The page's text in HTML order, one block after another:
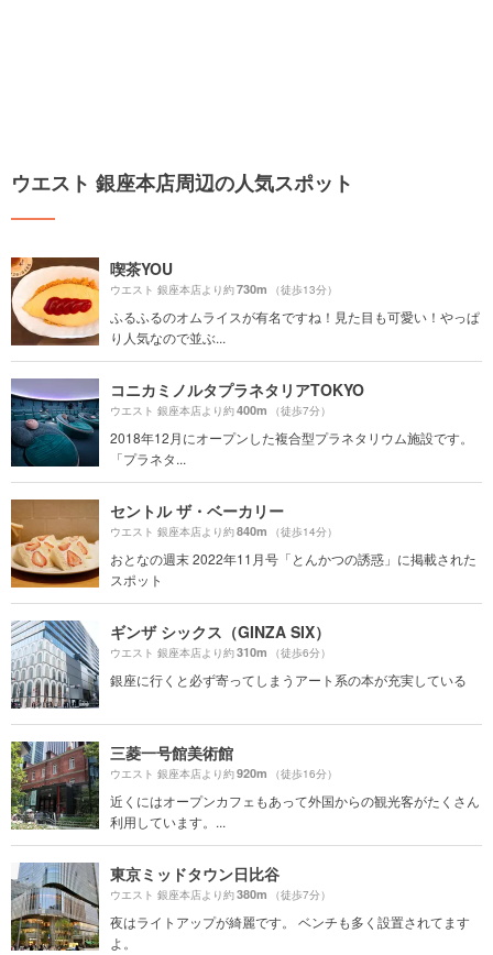
ウエスト 銀座本店周辺の人気スポット
喫茶YOU
ウエスト 銀座本店より約730m （徒歩13分）
ふるふるのオムライスが有名ですね！見た目も可愛い！やっぱ
り人気なので並ぶ...
コニカミノルタプラネタリアTOKYO
ウエスト 銀座本店より約400m （徒歩7分）
2018年12月にオープンした複合型プラネタリウム施設です。
「プラネタ...
セントル ザ・ベーカリー
ウエスト 銀座本店より約840m （徒歩14分）
おとなの週末 2022年11月号「とんかつの誘惑」に掲載された
スポット
ギンザ シックス（GINZA SIX）
ウエスト 銀座本店より約310m （徒歩6分）
銀座に行くと必ず寄ってしまうアート系の本が充実している
三菱一号館美術館
ウエスト 銀座本店より約920m （徒歩16分）
近くにはオープンカフェもあって外国からの観光客がたくさん
利用しています。...
東京ミッドタウン日比谷
ウエスト 銀座本店より約380m （徒歩7分）
夜はライトアップが綺麗です。 ベンチも多く設置されてます
よ。